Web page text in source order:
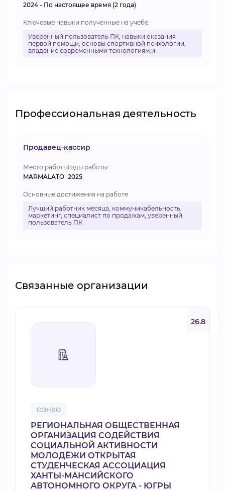
2024 - По настоящее время (2 года)
Ключевые навыки полученные на учебе:
Уверенный пользователь ПК, навыки оказания
первой помощи, основы спортивной психологии,
владение современными технологиям.и
Профессиональная деятельность
Продавец-кассир
Место работы
MARMALATO
Годы работы:
2025
Основные достижения на работе
Лучший работник месяца, коммуникабельность,
маркетинг, специалист по продажам, уверенный
пользователь ПК
Связанные организации
СОНКО
26.8
РЕГИОНАЛЬНАЯ ОБЩЕСТВЕННАЯ
ОРГАНИЗАЦИЯ СОДЕЙСТВИЯ
СОЦИАЛЬНОЙ АКТИВНОСТИ
МОЛОДЁЖИ ОТКРЫТАЯ
СТУДЕНЧЕСКАЯ АССОЦИАЦИЯ
ХАНТЫ-МАНСИЙСКОГО
АВТОНОМНОГО ОКРУГА - ЮГРЫ